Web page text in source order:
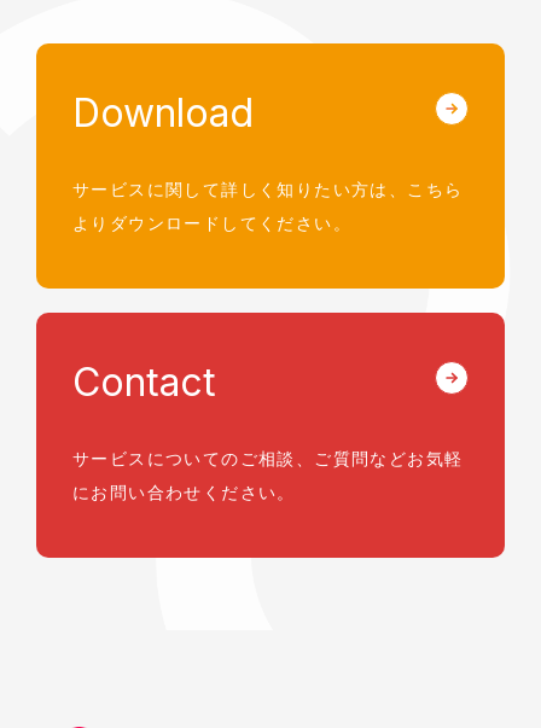
Download
サービスに関して詳しく知りたい方は、
こちら
よりダウンロードしてください。
Contact
サービスについてのご相談、ご質問などお気軽
にお問い合わせください。